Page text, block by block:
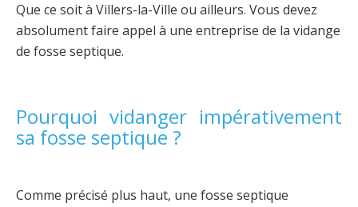
Que ce soit à Villers-la-Ville ou ailleurs. Vous devez
absolument faire appel à une entreprise de la vidange
de fosse septique.
Pourquoi vidanger impérativement
sa fosse septique ?
Comme précisé plus haut, une fosse septique